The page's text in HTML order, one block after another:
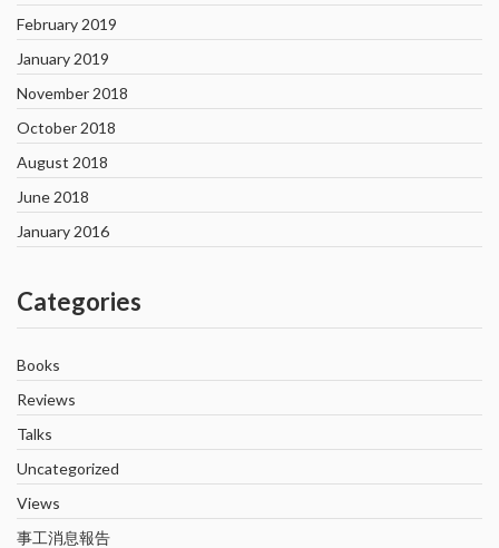
February 2019
January 2019
November 2018
October 2018
August 2018
June 2018
January 2016
Categories
Books
Reviews
Talks
Uncategorized
Views
事工消息報告